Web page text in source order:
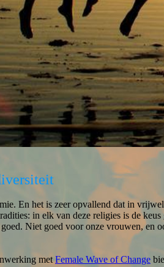
En het is zeer opvallend dat in
in elk van deze religies is de
Niet goed voor onze vrouwen, en
metFemale Wave of Change